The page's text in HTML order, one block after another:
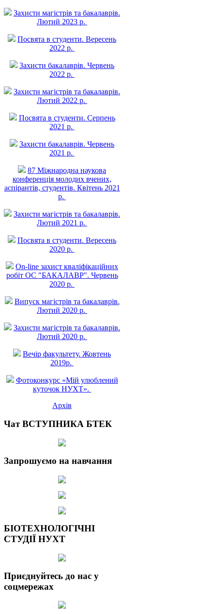
Захисти магістрів та бакалаврів.
Лютий 2023 р.
Посвята в студенти. Вересень
2022 р.
Захисти бакалаврів. Червень
2022 р.
Захисти магістрів та бакалаврів.
Лютий 2022 р.
Посвята в студенти. Серпень
2021 р.
Захисти бакалаврів. Червень
2021 р.
87 Міжнародна наукова
конференція молодих вчених,
аспірантів, студентів. Квітень 2021
р.
Захисти магістрів та бакалаврів.
Лютий 2021 р.
Посвята в студенти. Вересень
2020 р.
On-line захист квалiфiкацiйних
робiт ОС "БАКАЛАВР". Червень
2020 р.
Випуск магістрів та бакалаврів.
Лютий 2020 р.
Захисти магістрів та бакалаврів.
Лютий 2020 р.
Вечір факультету. Жовтень
2019р.
Фотоконкурс «Мій улюблений
куточок НУХТ».
Архів
Чат ВСТУПНИКА БТЕК
Запрошуємо на навчання
БІОТЕХНОЛОГІЧНІ
СТУДІЇ НУХТ
Приєднуйтесь до нас у
соцмережах